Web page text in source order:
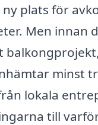
plats för
Men innan
minst
lokala
till